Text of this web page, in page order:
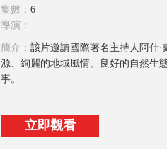
集數： 6
導演：
簡介： 該片邀請國際著名主持人阿什
源、絢麗的地域風情、良好的自然生
事。
立即觀看